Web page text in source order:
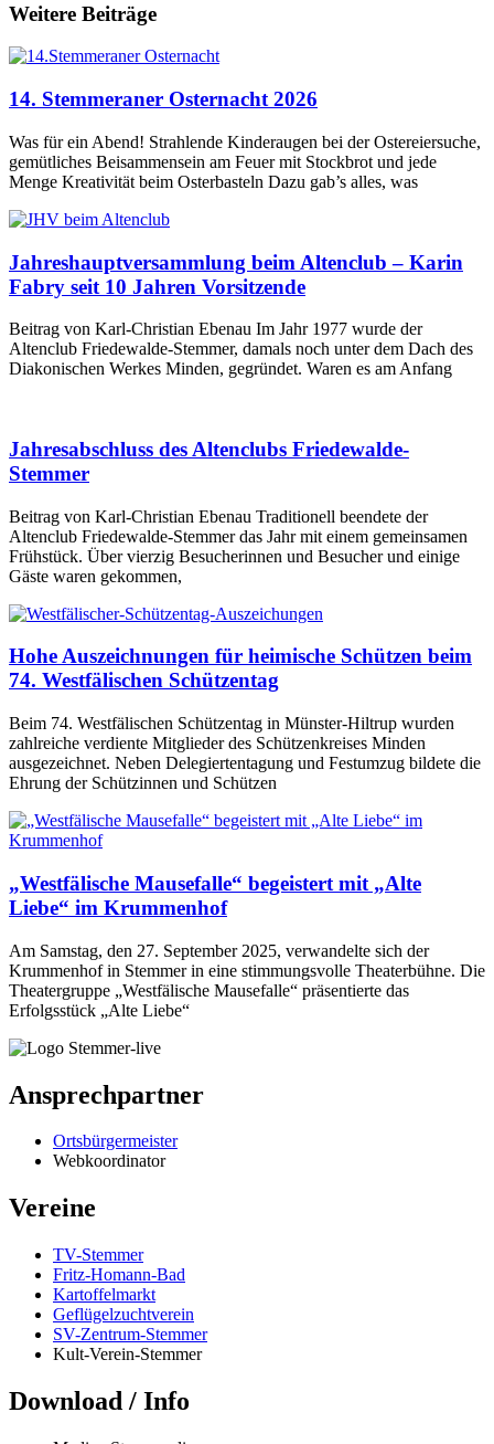
Weitere Beiträge
14. Stemmeraner Osternacht 2026
Was für ein Abend! Strahlende Kinderaugen bei der Ostereiersuche,
gemütliches Beisammensein am Feuer mit Stockbrot und jede
Menge Kreativität beim Osterbasteln Dazu gab’s alles, was
Jahreshauptversammlung beim Altenclub – Karin
Fabry seit 10 Jahren Vorsitzende
Beitrag von Karl-Christian Ebenau Im Jahr 1977 wurde der
Altenclub Friedewalde-Stemmer, damals noch unter dem Dach des
Diakonischen Werkes Minden, gegründet. Waren es am Anfang
Jahresabschluss des Altenclubs Friedewalde-
Stemmer
Beitrag von Karl-Christian Ebenau Traditionell beendete der
Altenclub Friedewalde-Stemmer das Jahr mit einem gemeinsamen
Frühstück. Über vierzig Besucherinnen und Besucher und einige
Gäste waren gekommen,
Hohe Auszeichnungen für heimische Schützen beim
74. Westfälischen Schützentag
Beim 74. Westfälischen Schützentag in Münster-Hiltrup wurden
zahlreiche verdiente Mitglieder des Schützenkreises Minden
ausgezeichnet. Neben Delegiertentagung und Festumzug bildete die
Ehrung der Schützinnen und Schützen
„Westfälische Mausefalle“ begeistert mit „Alte
Liebe“ im Krummenhof
Am Samstag, den 27. September 2025, verwandelte sich der
Krummenhof in Stemmer in eine stimmungsvolle Theaterbühne. Die
Theatergruppe „Westfälische Mausefalle“ präsentierte das
Erfolgsstück „Alte Liebe“
Ansprechpartner
Ortsbürgermeister
Webkoordinator
Vereine
TV-Stemmer
Fritz-Homann-Bad
Kartoffelmarkt
Geflügelzuchtverein
SV-Zentrum-Stemmer
Kult-Verein-Stemmer
Download / Info